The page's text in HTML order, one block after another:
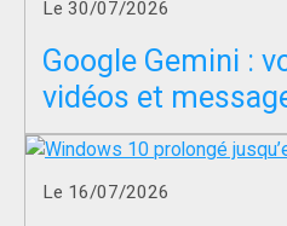
Le 30/07/2026
Google Gemini :
vidéos et
servir à entraîner
Le 16/07/2026